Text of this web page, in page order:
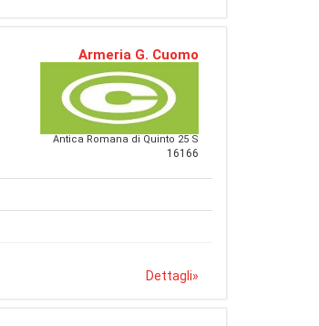
Armeria G. Cuomo
Antica Romana di Quinto 25 S
16166
Dettagli»